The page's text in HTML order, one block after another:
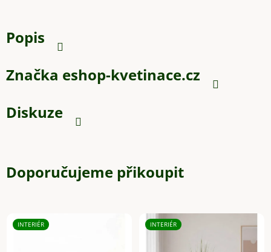
Popis
Značka eshop-kvetinace.cz
Diskuze
Doporučujeme přikoupit
INTERIÉR INTERIÉR